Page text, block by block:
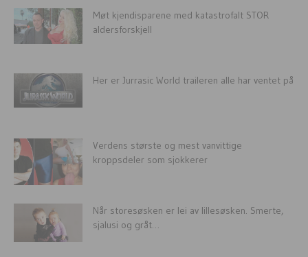
Møt kjendisparene med katastrofalt STOR
aldersforskjell
Her er Jurrasic World traileren alle har ventet på
Verdens største og mest vanvittige
kroppsdeler som sjokkerer
Når storesøsken er lei av lillesøsken. Smerte,
sjalusi og gråt…